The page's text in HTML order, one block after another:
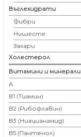
Въглехидрати
Фибри
Нишесте
Захари
Холестерол
Витамини и минерали
А
B1 (Тиамин)
B2 (Рибофлавин)
B3 (Ниацианамид)
B5 (Пантенол)